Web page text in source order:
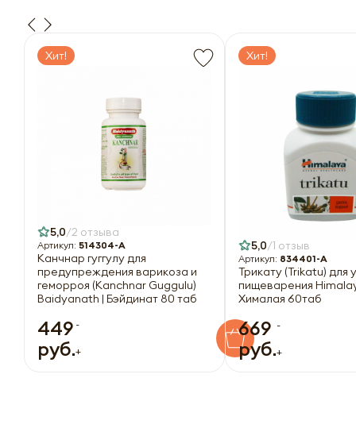
Хит!
5,0 2 отзыва
Артикул: 514304-A
Канчнар гуггулу для
предупреждения варикоза и
геморроя (Kanchnar Guggulu)
Baidyanath | Бэйдинат 80 таб
449
руб.
-
+
Хит!
5,0 1 отзыв
Артикул: 834401-A
Трикату (Trikatu) для
пищеварения
Хималая 60таб
669
руб.
-
+